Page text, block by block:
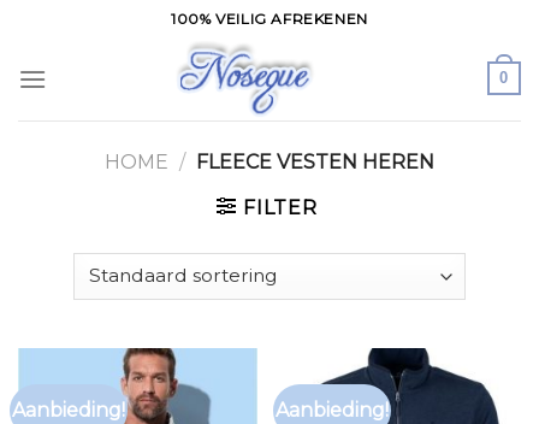
content
100% VEILIG AFREKENEN
0
HOME / FLEECE VESTEN HEREN
FILTER
Aanbieding! Aanbieding!